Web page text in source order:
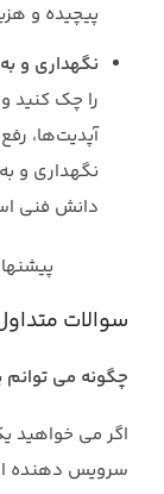
پیچیده و
نگهداری و
را چک کنید
آپدیت‌ها،
نگهداری و
دانش فنی
سوالات
چگونه می توانم
اگر می خواهید
سرویس دهنده